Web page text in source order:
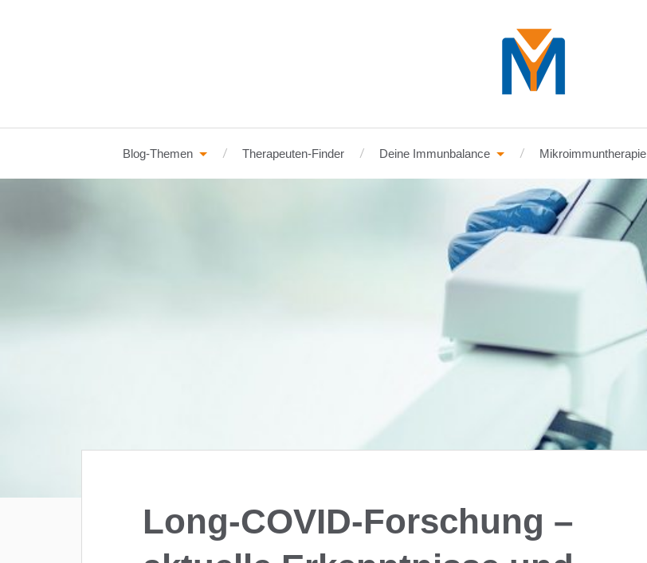
Blog-Themen Therapeuten-Finder Deine Immunbalance Mikroimmuntherapie
Long-COVID-Forschung –